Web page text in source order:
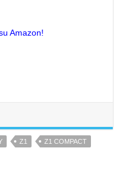
Amazon!
Z1 Z1 COMPACT